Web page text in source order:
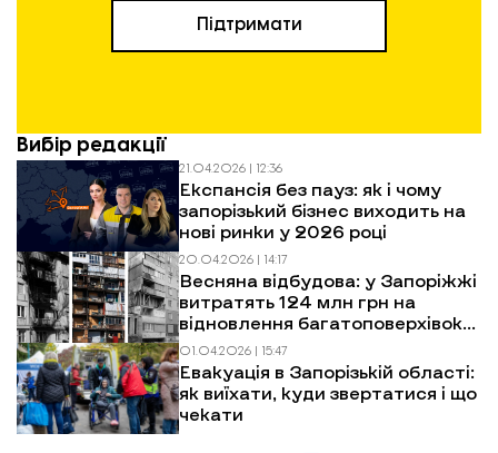
Підтримати
Вибір редакції
21.04.2026 | 12:36
Експансія без пауз: як і чому
запорізький бізнес виходить на
нові ринки у 2026 році
20.04.2026 | 14:17
Весняна відбудова: у Запоріжжі
витратять 124 млн грн на
відновлення багатоповерхівок
після обстрілів
01.04.2026 | 15:47
Евакуація в Запорізькій області:
як виїхати, куди звертатися і що
чекати